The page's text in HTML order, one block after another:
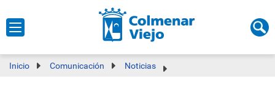
Inicio Comunicación Noticias